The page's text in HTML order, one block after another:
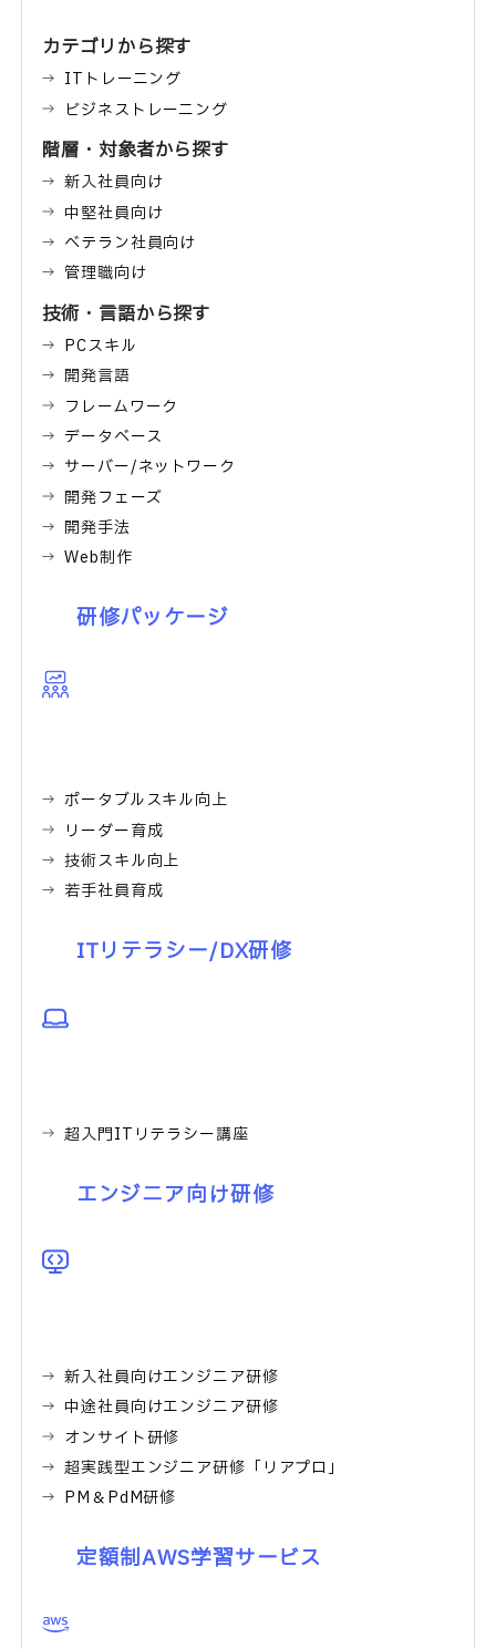
カテゴリから探す
ITトレーニング
ビジネストレーニング
階層・対象者から探す
新入社員向け
中堅社員向け
ベテラン社員向け
管理職向け
技術・言語から探す
PCスキル
開発言語
フレームワーク
データベース
サーバー/ネットワーク
開発フェーズ
開発手法
Web制作
研修パッケージ
ポータブルスキル向上
リーダー育成
技術スキル向上
若手社員育成
ITリテラシー/DX研修
超入門ITリテラシー講座
エンジニア向け研修
新入社員向けエンジニア研修
中途社員向けエンジニア研修
オンサイト研修
超実践型エンジニア研修「リアプロ」
PM＆PdM研修
定額制AWS学習サービス